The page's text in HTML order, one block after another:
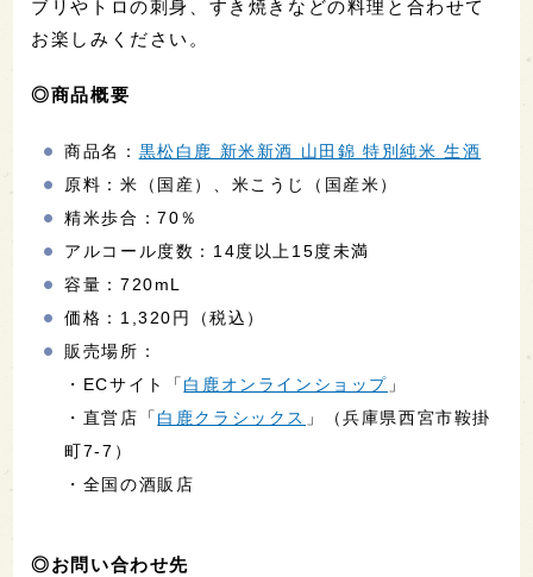
ブリやトロの刺身、すき焼きなどの料理と合わせて
お楽しみください。
◎商品概要
商品名： 黒松白鹿 新米新酒 山田錦 特別純米 生酒
原料：米（国産）、米こうじ（国産米）
精米歩合：70％
アルコール度数：14度以上15度未満
容量：720mL
価格：1,320円（税込）
販売場所：
・ECサイト「 白鹿オンラインショップ 」
・直営店「 白鹿クラシックス 」（兵庫県西宮市鞍掛
町7-7）
・全国の酒販店
◎お問い合わせ先